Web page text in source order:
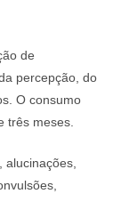
de
percepção, do
O consumo
três meses.